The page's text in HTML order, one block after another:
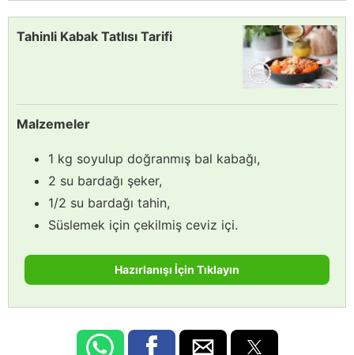
Tahinli Kabak Tatlısı Tarifi
Malzemeler
1 kg soyulup doğranmış bal kabağı,
2 su bardağı şeker,
1/2 su bardağı tahin,
Süslemek için çekilmiş ceviz içi.
Hazırlanışı İçin Tıklayın